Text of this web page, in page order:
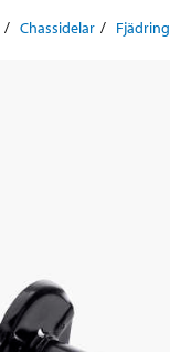
Chassidelar Fjädring